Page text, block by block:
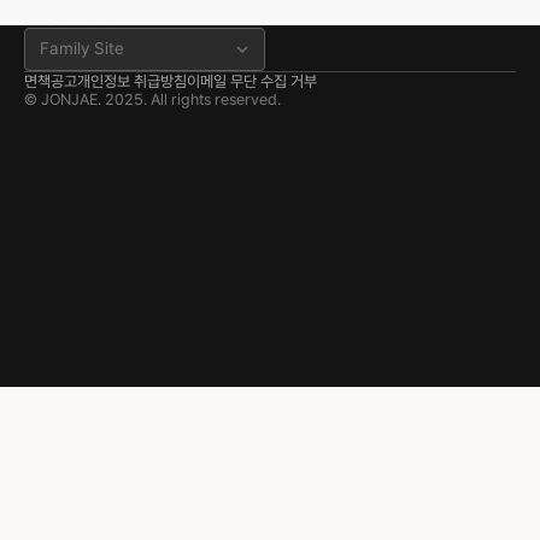
Family Site
면책공고개인정보 취급방침이메일 무단 수집 거부
© JONJAE. 2025. All rights reserved.